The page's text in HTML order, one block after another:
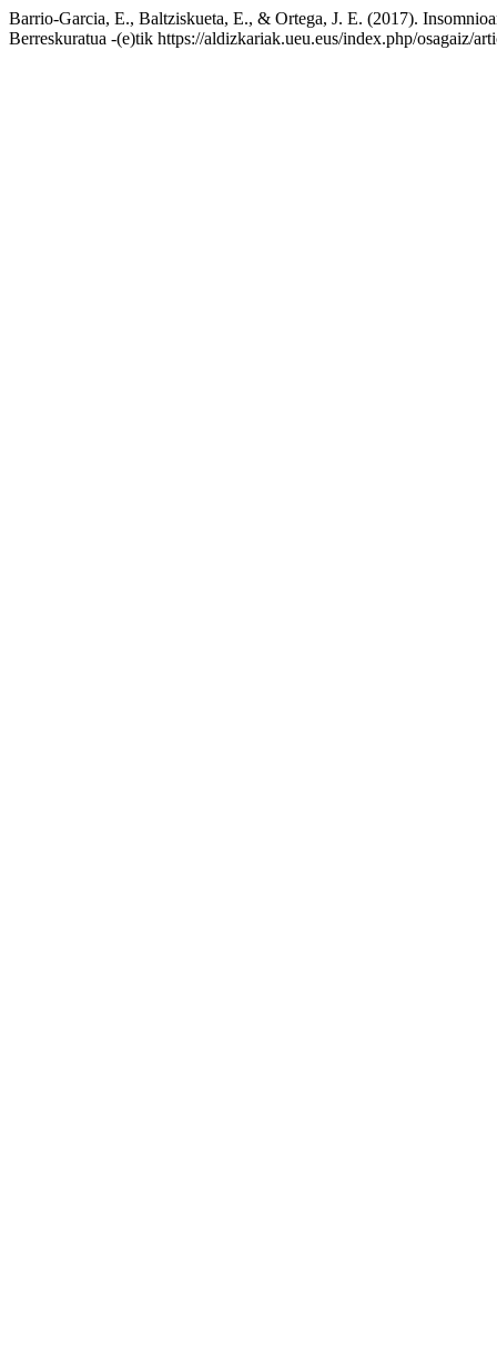
Barrio-Garcia, E., Baltziskueta, E., & Ortega, J. E. (2017).
Berreskuratua -(e)tik https://aldizkariak.ueu.eus/index.php/osagaiz/